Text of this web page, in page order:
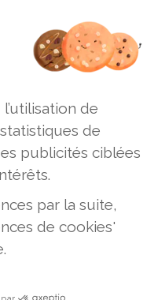
supérieur
non lucratif
Lyon
Contact
de
de
publicités ciblées
par la suite,
de cookies'